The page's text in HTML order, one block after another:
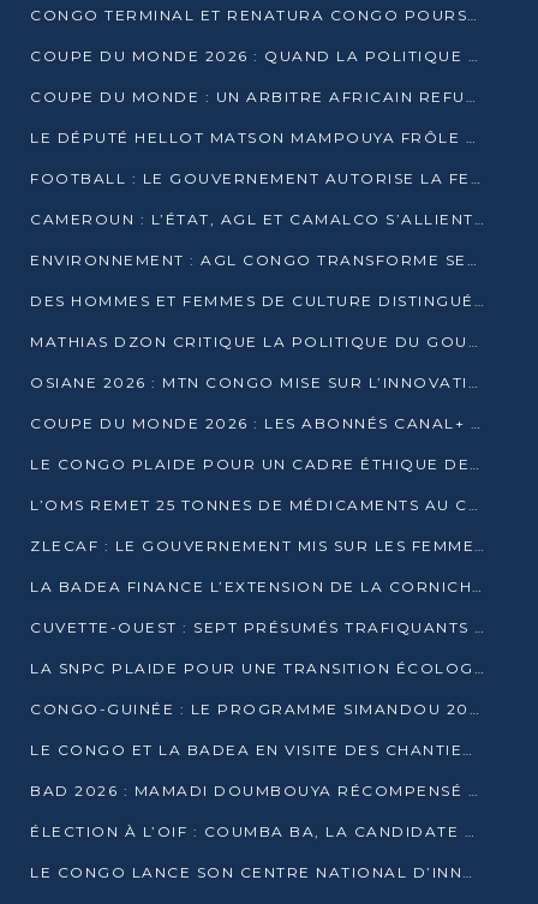
CONGO TERMINAL ET RENATURA CONGO POURSUIVENT LEUR COMBAT POUR LA BIODIVERSITÉ
COUPE DU MONDE 2026 : QUAND LA POLITIQUE MENACE L’UNIVERSALITÉ DU FOOTBALL
COUPE DU MONDE : UN ARBITRE AFRICAIN REFUSÉ À L’ENTRÉE DES ÉTATS-UNIS
LE DÉPUTÉ HELLOT MATSON MAMPOUYA FRÔLE LA MORT LORS D’UNE EMBUSCADE DZNS LE POOL
FOOTBALL : LE GOUVERNEMENT AUTORISE LA FECOFOOT À OCCUPER LES COMPLEXES SPORTIFS
CAMEROUN : L’ÉTAT, AGL ET CAMALCO S’ALLIENT POUR UN MÉGA-PROJET FERROVIAIRE
ENVIRONNEMENT : AGL CONGO TRANSFORME SES DÉCHETS EN OUTILS DE FORMATION
DES HOMMES ET FEMMES DE CULTURE DISTINGUÉS POUR LEUR ENGAGEMENT PAR BANTOU CULTURE
MATHIAS DZON CRITIQUE LA POLITIQUE DU GOUVERNEMENT ET ALERTE SUR LA DETTE DU CONGO
OSIANE 2026 : MTN CONGO MISE SUR L’INNOVATION POUR RELEVER LES DÉFIS AFRICAINS
COUPE DU MONDE 2026 : LES ABONNÉS CANAL+ AU CONGO DÉÇUS À QUELQUES JOURS DU COUP D’ENVOI
LE CONGO PLAIDE POUR UN CADRE ÉTHIQUE DE L’INTELLIGENCE ARTIFICIELLE À DAKAR
L’OMS REMET 25 TONNES DE MÉDICAMENTS AU CONGO POUR RENFORCER LA RIPOSTE AUX ÉPIDÉMIES
ZLECAF : LE GOUVERNEMENT MIS SUR LES FEMMES ENTREPRENEURES
LA BADEA FINANCE L’EXTENSION DE LA CORNICHE SUD DE BRAZZAVILLE
CUVETTE-OUEST : SEPT PRÉSUMÉS TRAFIQUANTS DE FAUNE INTERPELLÉS À EWO ET KELLÉ
LA SNPC PLAIDE POUR UNE TRANSITION ÉCOLOGIQUE PROGRESSIVE
CONGO-GUINÉE : LE PROGRAMME SIMANDOU 2040 AU CŒUR DES ÉCHANGES À LA BAD
LE CONGO ET LA BADEA EN VISITE DES CHANTIERS
BAD 2026 : MAMADI DOUMBOUYA RÉCOMPENSÉ PAR LE TROPHÉE BABACAR NDIAYE À BRAZZAVILLE
ÉLECTION À L’OIF : COUMBA BA, LA CANDIDATE DISCRÈTE QUI BOUSCULE LE JEU DIPLOMATIQUE
LE CONGO LANCE SON CENTRE NATIONAL D’INNOVATION